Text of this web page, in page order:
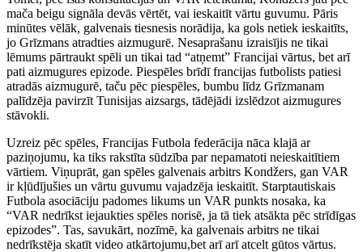
mača beigu signāla devās vērtēt, vai ieskaitīt vārtu guvumu. Pāris
minūtes vēlāk, galvenais tiesnesis norādija, ka gols netiek ieskaitīts,
jo Grīzmans atradties aizmugurē. Nesaprašanu izraisījis ne tikai
lēmums pārtraukt spēli un tikai tad “atņemt” Francijai vārtus, bet arī
pati aizmugures epizode. Piespēles brīdī francijas futbolists patiesi
atradās aizmugurē, taču pēc piespēles, bumbu līdz Grīzmanam
palīdzēja pavirzīt Tunisijas aizsargs, tādējādi izslēdzot aizmugures
stāvokli.
Uzreiz pēc spēles, Francijas Futbola federācija nāca klajā ar
paziņojumu, ka tiks rakstīta sūdzība par nepamatoti neieskaitītiem
vārtiem. Viņuprāt, gan spēles galvenais arbitrs Kondžers, gan VAR
ir kļūdījušies un vārtu guvumu vajadzēja ieskaitīt. Starptautiskais
Futbola asociāciju padomes likums un VAR punkts nosaka, ka
“VAR nedrīkst iejaukties spēles norisē, ja tā tiek atsākta pēc strīdīgas
epizodes”. Tas, savukārt, nozīmē, ka galvenais arbitrs ne tikai
nedrīkstēja skatīt video atkārtojumu,bet arī arī atcelt gūtos vārtus.